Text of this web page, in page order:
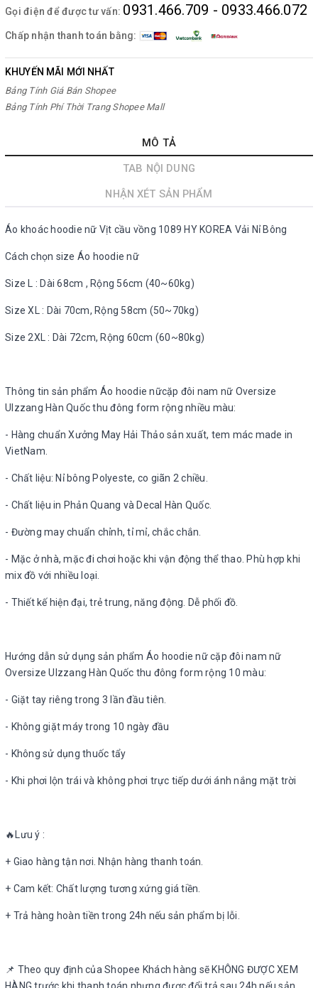
Gọi điện để được tư vấn: 0931.466.709 - 0933.466.072
Chấp nhận thanh toán bằng:
KHUYẾN MÃI MỚI NHẤT
Bảng Tính Giá Bán Shopee
Bảng Tính Phí Thời Trang Shopee Mall
MÔ TẢ
TAB NỘI DUNG
NHẬN XÉT SẢN PHẨM
Áo khoác hoodie nữ Vịt cầu vồng 1089 HY KOREA Vải Nỉ Bông
Cách chọn size Áo hoodie nữ
Size L : Dài 68cm , Rộng 56cm (40~60kg)
Size XL : Dài 70cm, Rộng 58cm (50~70kg)
Size 2XL : Dài 72cm, Rộng 60cm (60~80kg)
Thông tin sản phẩm Áo hoodie nữcặp đôi nam nữ Oversize
Ulzzang Hàn Quốc thu đông form rộng nhiều màu:
- Hàng chuẩn Xưởng May Hải Thảo sản xuất, tem mác made in
VietNam.
- Chất liệu: Nỉ bông Polyeste, co giãn 2 chiều.
- Chất liệu in Phản Quang và Decal Hàn Quốc.
- Đường may chuẩn chỉnh, tỉ mỉ, chắc chắn.
- Mặc ở nhà, mặc đi chơi hoặc khi vận động thể thao. Phù hợp khi
mix đồ với nhiều loại.
- Thiết kế hiện đại, trẻ trung, năng động. Dễ phối đồ.
Hướng dẫn sử dụng sản phẩm Áo hoodie nữ cặp đôi nam nữ
Oversize Ulzzang Hàn Quốc thu đông form rộng 10 màu:
- Giặt tay riêng trong 3 lần đầu tiên.
- Không giặt máy trong 10 ngày đầu
- Không sử dụng thuốc tẩy
- Khi phơi lộn trái và không phơi trực tiếp dưới ánh nắng mặt trời
🔥Lưu ý :
+ Giao hàng tận nơi. Nhận hàng thanh toán.
+ Cam kết: Chất lượng tương xứng giá tiền.
+ Trả hàng hoàn tiền trong 24h nếu sản phẩm bị lỗi.
📌 Theo quy định của Shopee Khách hàng sẽ KHÔNG ĐƯỢC XEM
HÀNG trước khi thanh toán nhưng được đổi trả sau 24h nếu sản